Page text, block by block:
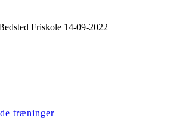
Friskole 14-09-2022
træninger